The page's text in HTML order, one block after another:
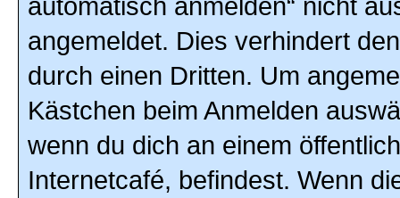
angemeldet. Dies verhindert
durch einen Dritten. Um
Kästchen beim Anmelden
wenn du dich an einem
Internetcafé, befindest. Wenn